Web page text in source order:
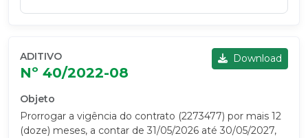
ADITIVO
Nº 40/2022-08
Download
Objeto
Prorrogar a vigência do contrato (2273477) por mais 12
(doze) meses, a contar de 31/05/2026 até 30/05/2027,